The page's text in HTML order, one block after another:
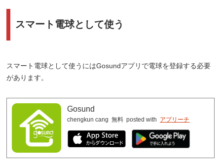
スマート電球として使う
スマート電球として使うにはGosundアプリで電球を登録する必要
があります。
Gosund
chengkun cang 無料 posted with アプリーチ